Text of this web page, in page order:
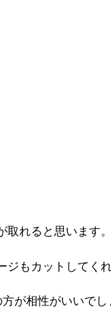
れると思います。
もカットしてく
が相性がいいでし